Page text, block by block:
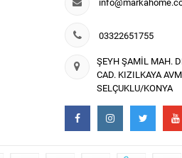
03322651755
ŞEYH ŞAMİL MAH.
CAD. KIZILKAYA
SELÇUKLU/KONYA